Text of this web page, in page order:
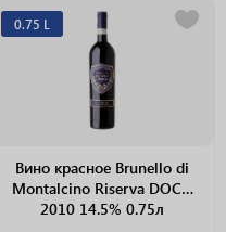
0.75 L
Вино красное Brunello di
Montalcino Riserva DOCG
2010 14.5% 0.75л